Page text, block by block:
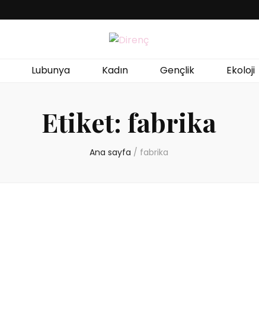
Lubunya Kadın Gençlik Ekoloji
Etiket: fabrika
Ana sayfa / fabrika